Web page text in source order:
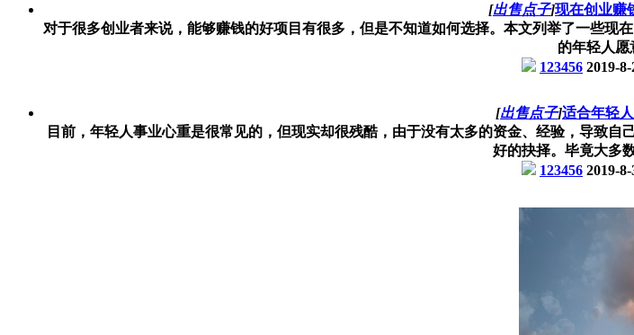
[出售点子]现在创业赚
对于很多创业者来说，能够赚钱的好项目有很多，但是不知道如何选择。本文列举了一些
的年轻人愿
123456 2019-8-
[出售点子]适合年轻
目前，年轻人事业心重是很常见的，但现实却很残酷，由于没有太多的资金、经验，导致
好的抉择。毕竟大多
123456 2019-8-